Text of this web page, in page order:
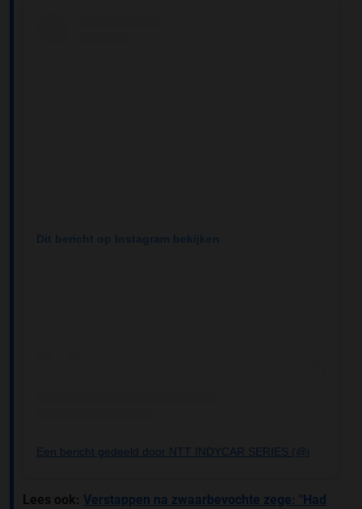
Dit bericht op Instagram bekijken
Lees ook: Verstappen na zwaarbevochte zege: "Had